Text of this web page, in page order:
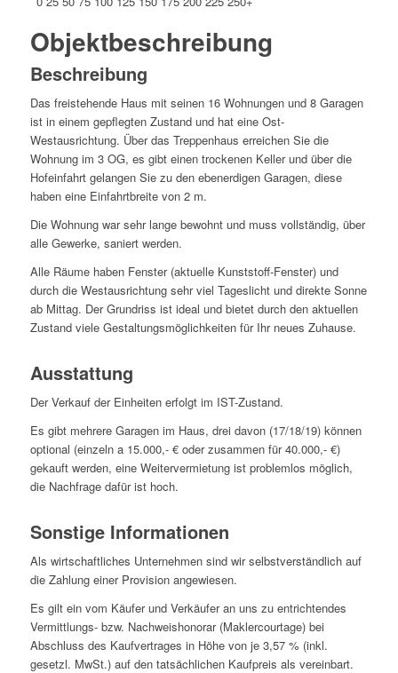
Objekt­beschreibung
Beschreibung
Das freistehende Haus mit seinen 16 Wohnungen und 8 Garagen
ist in einem gepflegten Zustand und hat eine Ost-
Westausrichtung. Über das Treppenhaus erreichen Sie die
Wohnung im 3 OG, es gibt einen trockenen Keller und über die
Hofeinfahrt gelangen Sie zu den ebenerdigen Garagen, diese
haben eine Einfahrtbreite von 2 m.
Die Wohnung war sehr lange bewohnt und muss vollständig, über
alle Gewerke, saniert werden.
Alle Räume haben Fenster (aktuelle Kunststoff-Fenster) und
durch die Westausrichtung sehr viel Tageslicht und direkte Sonne
ab Mittag. Der Grundriss ist ideal und bietet durch den aktuellen
Zustand viele Gestaltungsmöglichkeiten für Ihr neues Zuhause.
Ausstattung
Der Verkauf der Einheiten erfolgt im IST-Zustand.
Es gibt mehrere Garagen im Haus, drei davon (17/18/19) können
optional (einzeln a 15.000,- € oder zusammen für 40.000,- €)
gekauft werden, eine Weitervermietung ist problemlos möglich,
die Nachfrage dafür ist hoch.
Sonstige Informationen
Als wirtschaftliches Unternehmen sind wir selbstverständlich auf
die Zahlung einer Provision angewiesen.
Es gilt ein vom Käufer und Verkäufer an uns zu entrichtendes
Vermittlungs- bzw. Nachweishonorar (Maklercourtage) bei
Abschluss des Kaufvertrages in Höhe von je 3,57 % (inkl.
gesetzl. MwSt.) auf den tatsächlichen Kaufpreis als vereinbart.